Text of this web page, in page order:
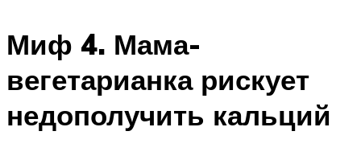
Миф 4. Мама-
вегетарианка рискует
недополучить кальций